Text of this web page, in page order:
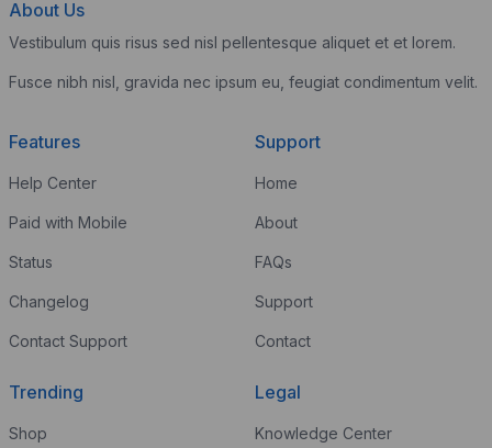
About Us
Vestibulum quis risus sed nisl pellentesque aliquet et et lorem.
Fusce nibh nisl, gravida nec ipsum eu, feugiat condimentum velit.
Features
Help Center
Paid with Mobile
Status
Changelog
Contact Support
Support
Home
About
FAQs
Support
Contact
Trending
Shop
Legal
Knowledge Center